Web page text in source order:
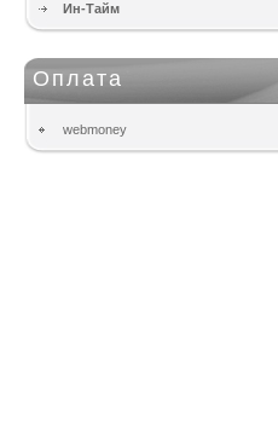
Ин-Тайм
Оплата
webmoney